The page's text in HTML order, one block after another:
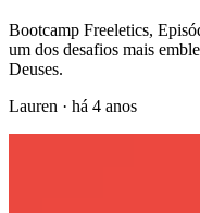
Bootcamp Freeletics,
um dos desafios mais
Deuses.
Lauren · há 4 anos